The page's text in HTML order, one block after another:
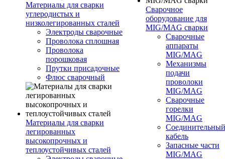
Материалы для сварки
углеродистых и
низколегированных сталей
Электроды сварочные
Проволока сплошная
Проволока
порошковая
Прутки присадочные
Флюс сварочный
Материалы для сварки
легированных
высокопрочных и
теплоустойчивых сталей
Сварочное
оборудование для
MIG/MAG сварки
Сварочные
аппараты
MIG/MAG
Механизмы
подачи
проволоки
MIG/MAG
Сварочные
горелки
MIG/MAG
Соединительный
кабель
Запасные части
MIG/MAG